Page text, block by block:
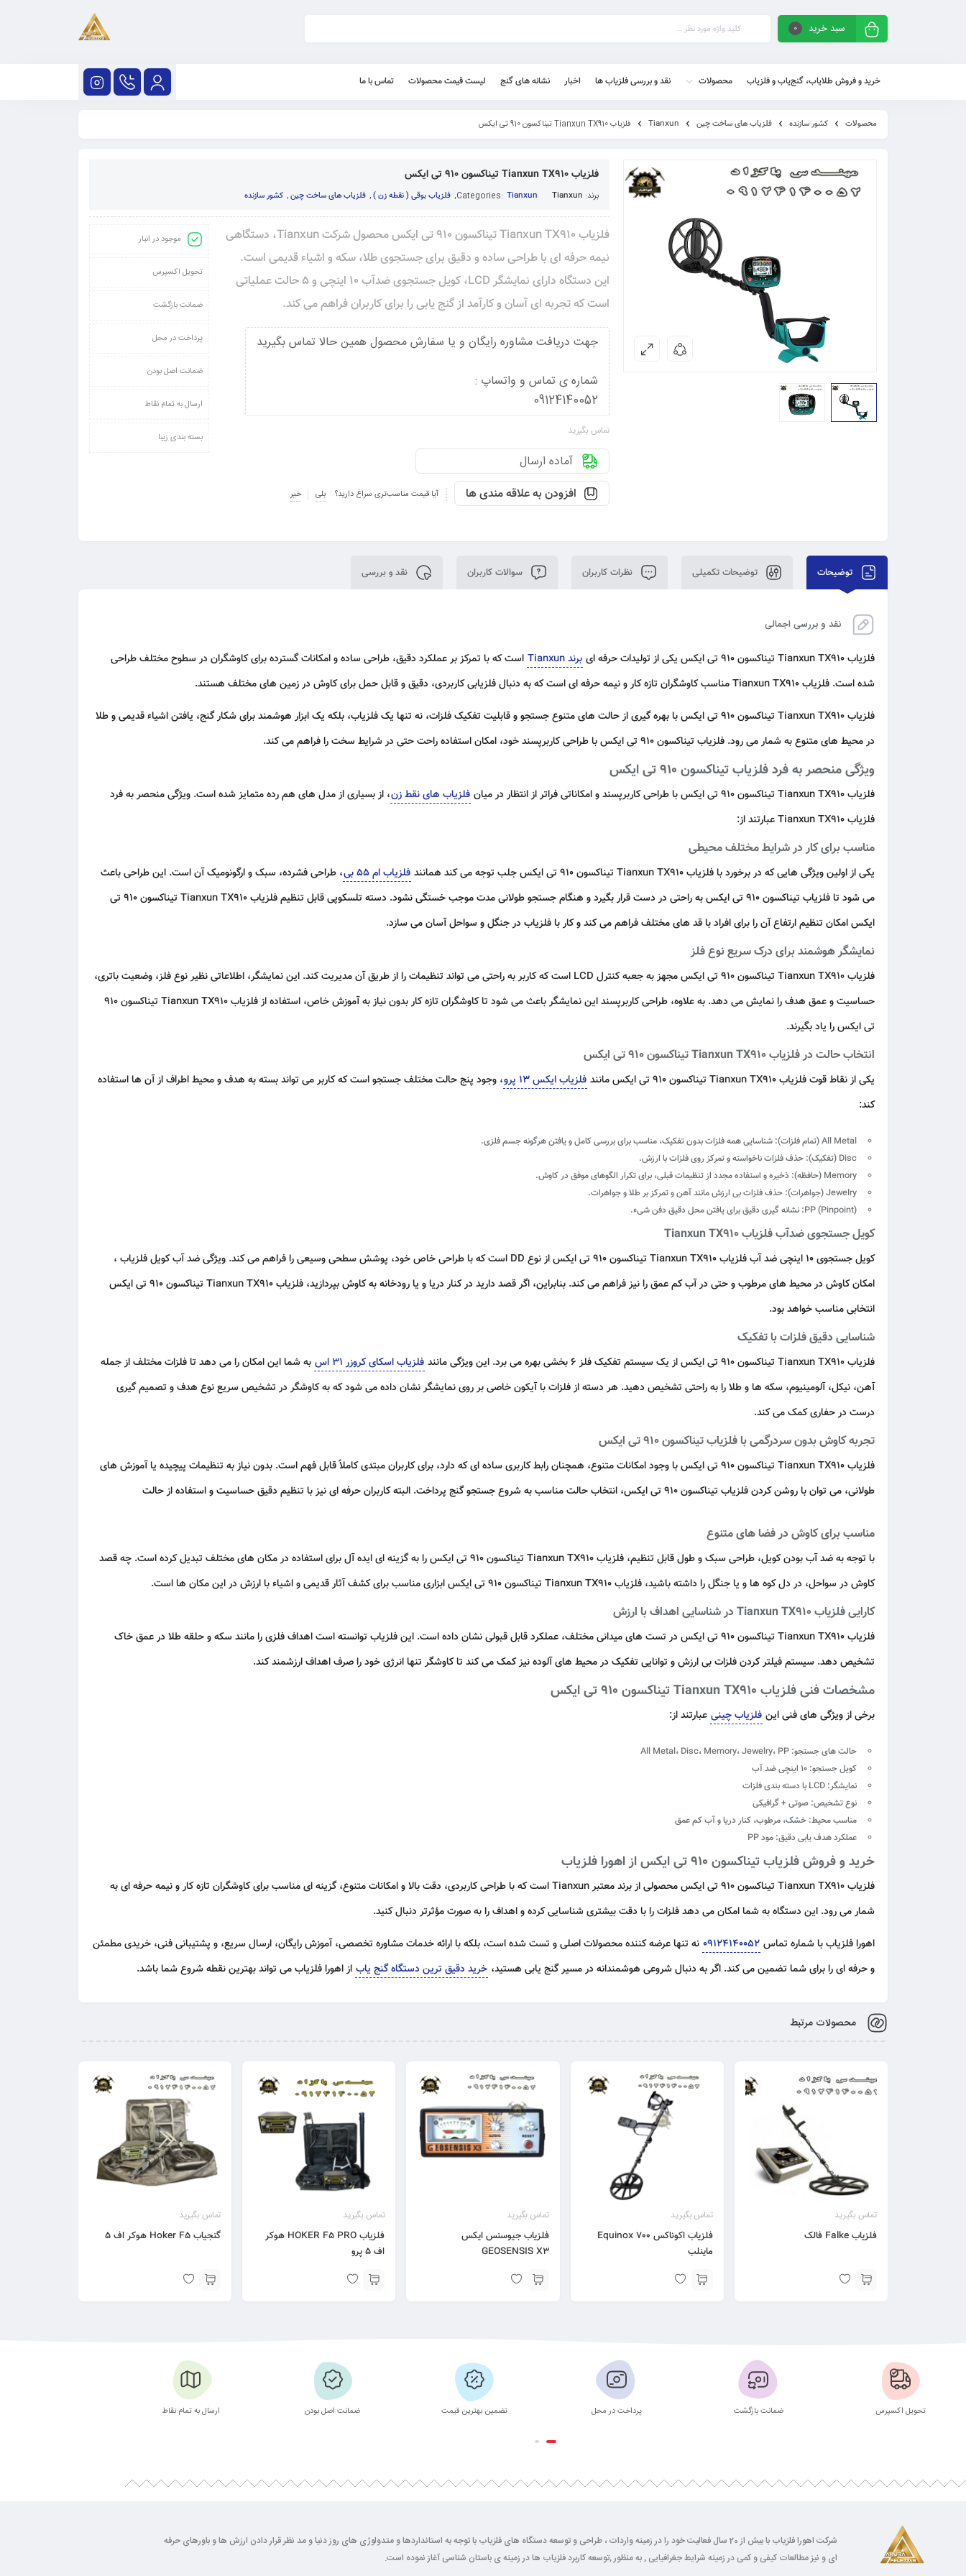
سبد خرید 0
خرید و فروش طلایاب، گنج‌یاب و فلزیاب محصولات نقد و بررسی فلزیاب ها اخبار نشانه های گنج لیست قیمت محصولات تماس با ما
محصولات کشور سازنده فلزیاب های ساخت چین Tianxun فلزیاب Tianxun TX910 تیناکسون 910 تی ایکس
فلزیاب Tianxun TX910 تیناکسون 910 تی ایکس
برند: Tianxun
Categories: Tianxun
, فلزیاب بوقی ( نقطه زن ), فلزیاب های ساخت چین, کشور سازنده
فلزیاب Tianxun TX910 تیناکسون 910 تی ایکس محصول شرکت Tianxun، دستگاهی
نیمه حرفه ای با طراحی ساده و دقیق برای جستجوی طلا، سکه و اشیاء قدیمی است.
این دستگاه دارای نمایشگر LCD، کویل جستجوی ضدآب ۱۰ اینچی و ۵ حالت عملیاتی
است که تجربه ای آسان و کارآمد از گنج یابی را برای کاربران فراهم می کند.
جهت دریافت مشاوره رایگان و یا سفارش محصول همین حالا تماس بگیرید
شماره ی تماس و واتساپ :
09124140052
تماس بگیرید
آماده ارسال
افزودن به علاقه مندی ها آیا قیمت مناسب‌تری سراغ دارید؟ بلی خیر
موجود در انبار
تحویل اکسپرس
ضمانت بازگشت
پرداخت در محل
ضمانت اصل بودن
ارسال به تمام نقاط
بسته بندی زیبا
توضیحات توضیحات تکمیلی نظرات کاربران سوالات کاربران نقد و بررسی
نقد و بررسی اجمالی
فلزیاب Tianxun TX910 تیناکسون 910 تی ایکس یکی از تولیدات حرفه ای برند Tianxun
است که با تمرکز بر عملکرد دقیق، طراحی ساده و امکانات گسترده برای کاوشگران در سطوح مختلف طراحی
شده است. فلزیاب Tianxun TX910 مناسب کاوشگران تازه کار و نیمه حرفه ای است که به دنبال فلزیابی کاربردی، دقیق و قابل حمل برای کاوش در زمین های مختلف هستند.
فلزیاب Tianxun TX910 تیناکسون 910 تی ایکس با بهره گیری از حالت های متنوع جستجو و قابلیت تفکیک فلزات، نه تنها یک فلزیاب، بلکه یک ابزار هوشمند برای شکار گنج، یافتن اشیاء قدیمی و طلا
در محیط های متنوع به شمار می رود. فلزیاب تیناکسون 910 تی ایکس با طراحی کاربرپسند خود، امکان استفاده راحت حتی در شرایط سخت را فراهم می کند.
ویژگی منحصر به فرد فلزیاب تیناکسون 910 تی ایکس
فلزیاب Tianxun TX910 تیناکسون 910 تی ایکس با طراحی کاربرپسند و امکاناتی فراتر از انتظار در میان فلزیاب های نقط زن، از بسیاری از مدل های هم رده متمایز شده است. ویژگی منحصر به فرد
فلزیاب Tianxun TX910 عبارتند از:
مناسب برای کار در شرایط مختلف محیطی
یکی از اولین ویژگی هایی که در برخورد با فلزیاب Tianxun TX910 تیناکسون 910 تی ایکس جلب توجه می کند همانند فلزیاب ام 55 بی
، طراحی فشرده، سبک و ارگونومیک آن است. این طراحی باعث
می شود تا فلزیاب تیناکسون 910 تی ایکس به راحتی در دست قرار بگیرد و هنگام جستجو طولانی مدت موجب خستگی نشود. دسته تلسکوپی قابل تنظیم فلزیاب Tianxun TX910 تیناکسون 910 تی
ایکس امکان تنظیم ارتفاع آن را برای افراد با قد های مختلف فراهم می کند و کار با فلزیاب در جنگل و سواحل آسان می سازد.
نمایشگر هوشمند برای درک سریع نوع فلز
فلزیاب Tianxun TX910 تیناکسون 910 تی ایکس مجهز به جعبه کنترل LCD است که کاربر به راحتی می تواند تنظیمات را از طریق آن مدیریت کند. این نمایشگر، اطلاعاتی نظیر نوع فلز، وضعیت باتری،
حساسیت و عمق هدف را نمایش می دهد. به علاوه، طراحی کاربرپسند این نمایشگر باعث می شود تا کاوشگران تازه کار بدون نیاز به آموزش خاص، استفاده از فلزیاب Tianxun TX910 تیناکسون 910
تی ایکس را یاد بگیرند.
انتخاب حالت در فلزیاب Tianxun TX910 تیناکسون 910 تی ایکس
یکی از نقاط قوت فلزیاب Tianxun TX910 تیناکسون 910 تی ایکس مانند فلزیاب ایکس 13 پرو
، وجود پنج حالت مختلف جستجو است که کاربر می تواند بسته به هدف و محیط اطراف از آن ها استفاده
کند:
All Metal (تمام فلزات):
شناسایی همه فلزات بدون تفکیک، مناسب برای بررسی کامل و یافتن هرگونه جسم فلزی.
Disc (تفکیک):
حذف فلزات ناخواسته و تمرکز روی فلزات با ارزش.
Memory (حافظه):
ذخیره و استفاده مجدد از تنظیمات قبلی، برای تکرار الگوهای موفق در کاوش.
Jewelry (جواهرات):
حذف فلزات بی ارزش مانند آهن و تمرکز بر طلا و جواهرات.
PP (Pinpoint): نشانه گیری دقیق برای یافتن محل دقیق دفن شیء.
کویل جستجوی ضدآب فلزیاب Tianxun TX910
کویل جستجوی 10 اینچی ضد آب فلزیاب Tianxun TX910 تیناکسون 910 تی ایکس از نوع DD است که با طراحی خاص خود، پوشش سطحی وسیعی را فراهم می کند. ویژگی ضد آب کویل فلزیاب ،
امکان کاوش در محیط های مرطوب و حتی در آب کم عمق را نیز فراهم می کند. بنابراین، اگر قصد دارید در کنار دریا و یا رودخانه به کاوش بپردازید، فلزیاب Tianxun TX910 تیناکسون 910 تی ایکس
انتخابی مناسب خواهد بود.
شناسایی دقیق فلزات با تفکیک
فلزیاب Tianxun TX910 تیناکسون 910 تی ایکس از یک سیستم تفکیک فلز 6 بخشی بهره می برد. این ویژگی مانند فلزیاب اسکای کروزر 31 اس
به شما این امکان را می دهد تا فلزات مختلف از جمله
آهن، نیکل، آلومینیوم، سکه ها و طلا را به راحتی تشخیص دهید. هر دسته از فلزات با آیکون خاصی بر روی نمایشگر نشان داده می شود که به کاوشگر در تشخیص سریع نوع هدف و تصمیم گیری
درست در حفاری کمک می کند.
تجربه کاوش بدون سردرگمی با فلزیاب تیناکسون 910 تی ایکس
فلزیاب Tianxun TX910 تیناکسون 910 تی ایکس با وجود امکانات متنوع، همچنان رابط کاربری ساده ای که دارد، برای کاربران مبتدی کاملاً قابل فهم است. بدون نیاز به تنظیمات پیچیده یا آموزش های
طولانی، می توان با روشن کردن فلزیاب تیناکسون 910 تی ایکس، انتخاب حالت مناسب به شروع جستجو گنج پرداخت. البته کاربران حرفه ای نیز با تنظیم دقیق حساسیت و استفاده از حالت
مناسب برای کاوش در فضا های متنوع
با توجه به ضد آب بودن کویل، طراحی سبک و طول قابل تنظیم، فلزیاب Tianxun TX910 تیناکسون 910 تی ایکس را به گزینه ای ایده آل برای استفاده در مکان های مختلف تبدیل کرده است. چه قصد
کاوش در سواحل، در دل کوه ها و یا جنگل را داشته باشید، فلزیاب Tianxun TX910 تیناکسون 910 تی ایکس ابزاری مناسب برای کشف آثار قدیمی و اشیاء با ارزش در این مکان ها است.
کارایی فلزیاب Tianxun TX910 در شناسایی اهداف با ارزش
فلزیاب Tianxun TX910 تیناکسون 910 تی ایکس در تست های میدانی مختلف، عملکرد قابل قبولی نشان داده است. این فلزیاب توانسته است اهداف فلزی را مانند سکه و حلقه طلا در عمق خاک
تشخیص دهد. سیستم فیلتر کردن فلزات بی ارزش و توانایی تفکیک در محیط های آلوده نیز کمک می کند تا کاوشگر تنها انرژی خود را صرف اهداف ارزشمند کند.
مشخصات فنی فلزیاب Tianxun TX910 تیناکسون 910 تی ایکس
برخی از ویژگی های فنی این فلزیاب چینی عبارتند از:
حالت های جستجو:
کویل جستجو:
نمایشگر:
نوع تشخیص: صوتی + گرافیکی
مناسب محیط: خشک، مرطوب، کنار دریا و آب کم عمق
عملکرد هدف یابی دقیق: مود PP
خرید و فروش فلزیاب تیناکسون 910 تی ایکس از اهورا فلزیاب
فلزیاب Tianxun TX910 تیناکسون 910 تی ایکس محصولی از برند معتبر Tianxun است که با طراحی کاربردی، دقت بالا و امکانات متنوع، گزینه ای مناسب برای کاوشگران تازه کار و نیمه حرفه ای به
شمار می رود. این دستگاه به شما امکان می دهد فلزات را با دقت بیشتری شناسایی کرده و اهداف را به صورت مؤثرتر دنبال کنید.
اهورا فلزیاببا شماره تماس 09124140052 نه تنها عرضه کننده محصولات اصلی و تست شده است، بلکه باارائه خدمات مشاوره تخصصی، آموزش رایگان، ارسال سریع، و پشتیبانی فنی، خریدی مطمئن
و حرفه ای را برای شما تضمین می کند. اگر به دنبال شروعی هوشمندانه در مسیر گنج یابی هستید، خرید دقیق ترین دستگاه گنج یاب از اهورا فلزیاب می تواند بهترین نقطه شروع شما باشد.
محصولات مرتبط
تماس بگیرید
فلزیاب Falke فالک
تماس بگیرید
فلزیاب اکوناکس Equinox 700
ماینلب
تماس بگیرید
فلزیاب جیوسنس ایکس
GEOSENSIS X3
تماس بگیرید
فلزیاب HOKER F5 PRO هوکر
اف 5 پرو
تماس بگیرید
گنجیاب Hoker F5 هوکر اف ۵
تحویل اکسپرس ضمانت بازگشت پرداخت در محل تضمین بهترین قیمت ضمانت اصل بودن ارسال به تمام نقاط
شرکت اهورا فلزیاب با بیش از 20 سال فعالیت خود را در زمینه واردات ، طراحی و توسعه دستگاه های فلزیاب با توجه به استانداردها و متدولوژی های روز دنیا و مد نظر قرار دادن ارزش ها و باورهای حرفه
ای و نیز مطالعات کیفی و کمی در زمینه شرایط جغرافیایی , به منظور ,توسعه کاربرد فلزیاب ها در زمینه ی باستان شناسی آغاز نموده است.